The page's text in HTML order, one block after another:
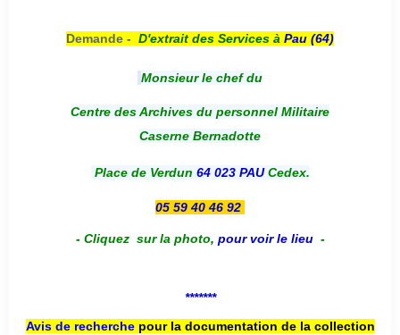
Demande - D'extrait des Services à Pau (64)
Monsieur le chef du
Centre des Archives du personnel Militaire
Caserne Bernadotte
Place de Verdun 64 023 PAUCedex.
05 59 40 46 92
- Cliquez sur la photo, pour voir le lieu -
*******
Avis de recherche pour la documentation de la collection